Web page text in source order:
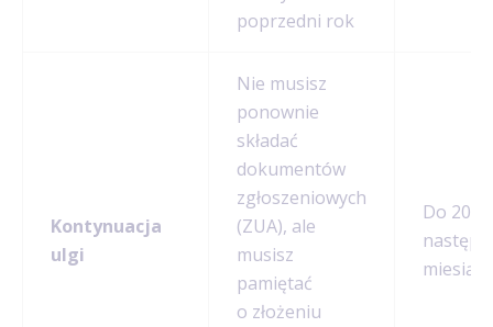
poprzedni rok
Kontynuacja
ulgi
Nie musisz
ponownie
składać
dokumentów
zgłoszeniowych
(ZUA), ale
musisz
pamiętać
o złożeniu
Do 20.
miesiąca